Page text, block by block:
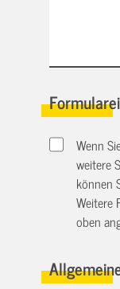
Wenn
weitere
können
Weitere
oben